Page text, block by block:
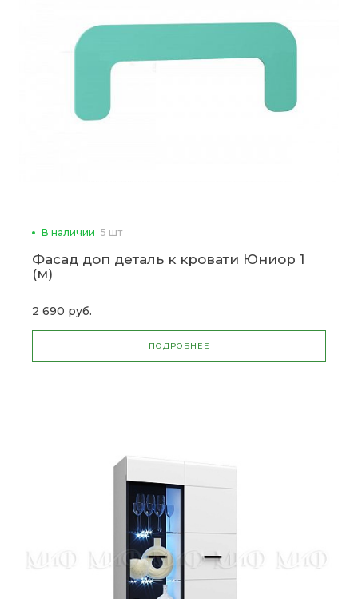
В наличии 5 шт
Фасад доп деталь к кровати Юниор 1
(м)
2 690 руб.
ПОДРОБНЕЕ